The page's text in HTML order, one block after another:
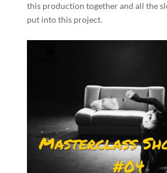
this production together and all the
put into this project.